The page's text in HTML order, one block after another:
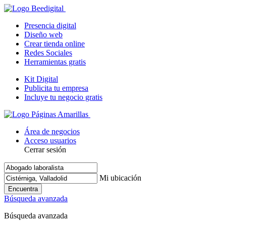
Presencia digital
Diseño web
Crear tienda online
Redes Sociales
Herramientas gratis
Kit Digital
Publicita tu empresa
Incluye tu negocio gratis
Área de negocios
Acceso usuarios
Cerrar sesión
Mi ubicación
Encuentra
Búsqueda avanzada
Búsqueda avanzada